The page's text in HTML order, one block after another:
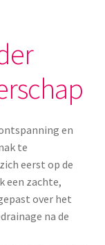
en
te
eerst op de
een zachte,
over het
na de